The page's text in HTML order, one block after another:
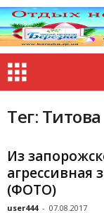
Тег: Титова
Из
агрессивная
(ФОТО)
user444 - 07.08.2017